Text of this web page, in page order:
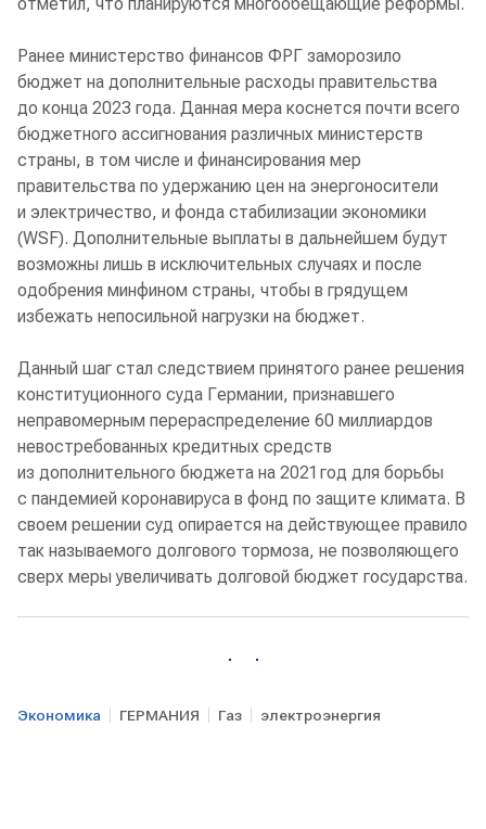
Ранее министерство финансов ФРГ заморозило
бюджет на дополнительные расходы правительства
до конца 2023 года. Данная мера коснется почти всего
бюджетного ассигнования различных министерств
страны, в том числе и финансирования мер
правительства по удержанию цен на энергоносители
и электричество, и фонда стабилизации экономики
(WSF). Дополнительные выплаты в дальнейшем будут
возможны лишь в исключительных случаях и после
одобрения минфином страны, чтобы в грядущем
избежать непосильной нагрузки на бюджет.
Данный шаг стал следствием принятого ранее решения
конституционного суда Германии, признавшего
неправомерным перераспределение 60 миллиардов
невостребованных кредитных средств
из дополнительного бюджета на 2021 год для борьбы
с пандемией коронавируса в фонд по защите климата. В
своем решении суд опирается на действующее правило
так называемого долгового тормоза, не позволяющего
сверх меры увеличивать долговой бюджет государства.
Экономика ГЕРМАНИЯ Газ электроэнергия